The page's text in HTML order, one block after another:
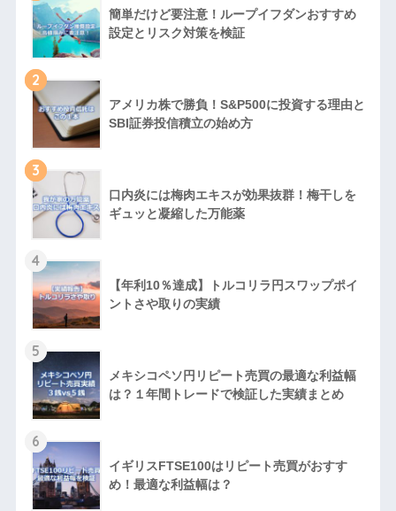
簡単だけど要注意！ループイフダンおすすめ
設定とリスク対策を検証
2
アメリカ株で勝負！S&P500に投資する理由と
SBI証券投信積立の始め方
3
口内炎には梅肉エキスが効果抜群！梅干しを
ギュッと凝縮した万能薬
4
【年利10％達成】トルコリラ円スワップポイ
ントさや取りの実績
5
メキシコペソ円リピート売買の最適な利益幅
は？１年間トレードで検証した実績まとめ
6
イギリスFTSE100はリピート売買がおすす
め！最適な利益幅は？